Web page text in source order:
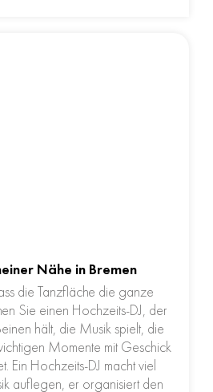
Nähe in Bremen
die Tanzfläche die ganze
Sie einen Hochzeits-DJ, der
hält, die Musik spielt, die
Momente mit Geschick
Ein Hochzeits-DJ macht viel
auflegen, er organisiert den